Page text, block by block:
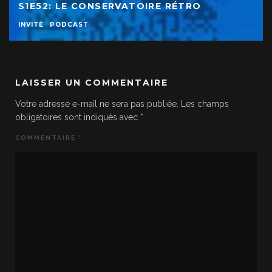
S1E52: LE CONSERVATOIRE RÉTRO
INVITÉ PODCAST
LAISSER UN COMMENTAIRE
Votre adresse e-mail ne sera pas publiée. Les champs
obligatoires sont indiqués avec *
COMMENTAIRE *